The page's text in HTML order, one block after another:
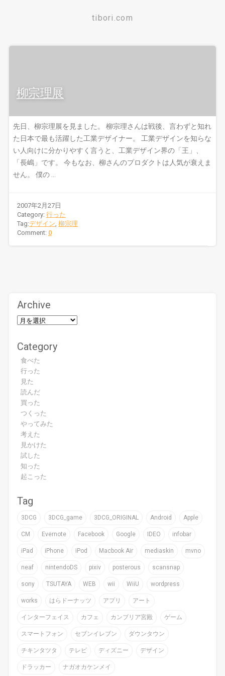
tibori.com
柳宗理展
先日、柳宗理展を見ました。 柳宗理さんは戦後、言わずと知れ
た日本で最も活躍した工業デザイナー。 工業デザインを知らな
い人向けに分かりやすく言うと、工業デザイン界の「王」、
「長嶋」です。 今もなお、柳さんのプロダクトは人気が衰えま
せん。 僕の …
2007年2月27日
Category: 行った
Tag:デザイン, 柳宗理
Comment: 0
Archive
Category
食べた
行った
見た
読んだ
買った
つくった
やってみた
考えた
見かけた
試した
知った
起こった
Tag
3DCG 3DCG_game 3DCG_ORIGINAL Android Apple
CM Evernote Facebook Google IDEO infobar
iPad iPhone iPod Macbook Air mediaskin mvno
neaf nintendoDS pixiv posterous scansnap
sony TSUTAYA WEB wii WiiU wordpress
works はらドーナッツ アプリ アート
インターフェイス カフェ カンブリア宮殿 ゲーム
スマートフォン セブンイレブン ダウンタウン
チキンタツタ テレビ ディズニー デザイン
ドラッカー ナガオカケンメイ